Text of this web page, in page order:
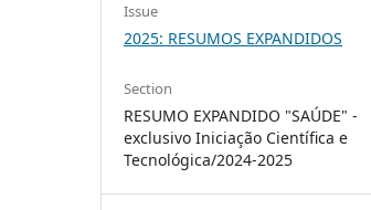
Issue
2025: RESUMOS EXPANDIDOS
Section
RESUMO EXPANDIDO "SAÚDE" -
exclusivo Iniciação Científica e
Tecnológica/2024-2025